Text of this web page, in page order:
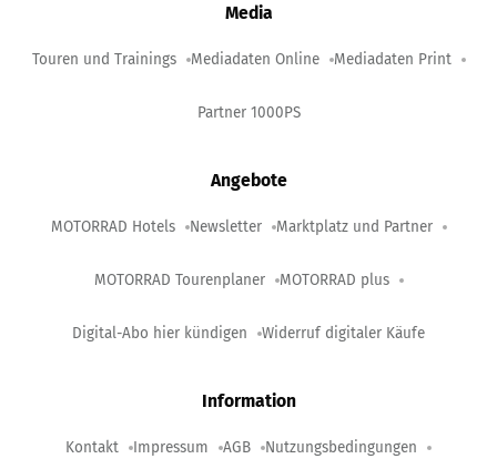
Media
Touren und Trainings Mediadaten Online Mediadaten Print
Partner 1000PS
Angebote
MOTORRAD Hotels Newsletter Marktplatz und Partner
MOTORRAD Tourenplaner MOTORRAD plus
Digital-Abo hier kündigen Widerruf digitaler Käufe
Information
Kontakt Impressum AGB Nutzungsbedingungen